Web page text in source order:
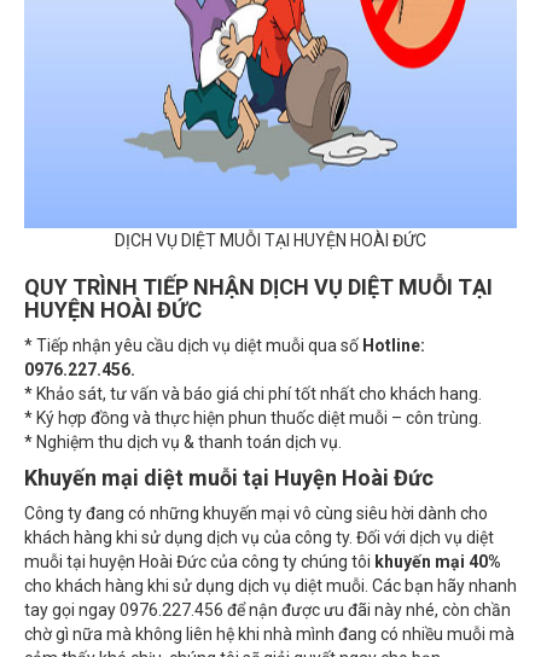
DỊCH VỤ DIỆT MUỖI TẠI HUYỆN HOÀI ĐỨC
QUY TRÌNH TIẾP NHẬN DỊCH VỤ DIỆT MUỖI TẠI
HUYỆNHOÀI ĐỨC
0976.227.456.
* Khảo sát, tư vấn và báo giá chi phí tốt nhất cho khách hang.
* Ký hợp đồng và thực hiện phun thuốc diệt muỗi – côn trùng.
* Nghiệm thu dịch vụ & thanh toán dịch vụ.
Khuyến mại diệt muỗi tại Huyện Hoài Đức
khách hàng khi sử dụng dịch vụ của công ty. Đối với dịch vụ diệt
muỗi tại huyện Hoài Đức của công ty chúng tôikhuyến mại 40%
cho khách hàng khi sử dụng dịch vụ diệt muỗi. Các bạn hãy nhanh
tay gọi ngay 0976.227.456 để nận được ưu đãi này nhé, còn chần
chờ gì nữa mà không liên hệ khi nhà mình đang có nhiều muỗi mà
cảm thấy khó chịu. chúng tôi sẽ giải quyết ngay cho bạn.